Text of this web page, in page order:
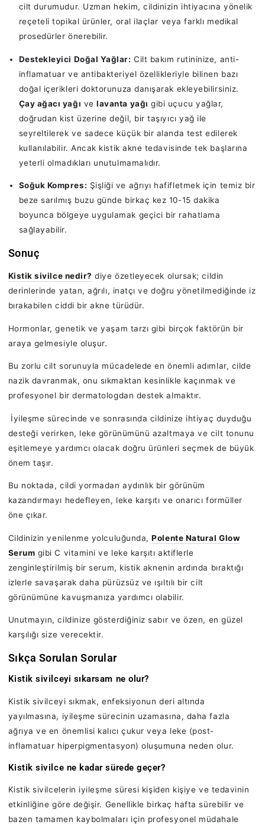
cilt durumudur. Uzman hekim, cildinizin ihtiyacına yönelik
reçeteli topikal ürünler, oral ilaçlar veya farklı medikal
prosedürler önerebilir.
Destekleyici Doğal Yağlar: Cilt bakım rutininize, anti-
inflamatuar ve antibakteriyel özellikleriyle bilinen bazı
doğal içerikleri doktorunuza danışarak ekleyebilirsiniz.
Çay ağacı yağı velavanta yağı gibi uçucu yağlar,
doğrudan kist üzerine değil, bir taşıyıcı yağ ile
seyreltilerek ve sadece küçük bir alanda test edilerek
kullanılabilir. Ancak kistik akne tedavisinde tek başlarına
yeterli olmadıkları unutulmamalıdır.
Soğuk Kompres: Şişliği ve ağrıyı hafifletmek için temiz bir
beze sarılmış buzu günde birkaç kez 10-15 dakika
boyunca bölgeye uygulamak geçici bir rahatlama
sağlayabilir.
Sonuç
Kistik sivilce nedir? diye özetleyecek olursak; cildin
derinlerinde yatan, ağrılı, inatçı ve doğru yönetilmediğinde iz
bırakabilen ciddi bir akne türüdür.
Hormonlar, genetik ve yaşam tarzı gibi birçok faktörün bir
araya gelmesiyle oluşur.
Bu zorlu cilt sorunuyla mücadelede en önemli adımlar, cilde
nazik davranmak, onu sıkmaktan kesinlikle kaçınmak ve
profesyonel bir dermatologdan destek almaktır.
İyileşme sürecinde ve sonrasında cildinize ihtiyaç duyduğu
desteği verirken, leke görünümünü azaltmaya ve cilt tonunu
eşitlemeye yardımcı olacak doğru ürünleri seçmek de büyük
önem taşır.
Bu noktada, cildi yormadan aydınlık bir görünüm
kazandırmayı hedefleyen, leke karşıtı ve onarıcı formüller
öne çıkar.
Cildinizin yenilenme yolculuğunda,Polente Natural Glow
Serum gibi C vitamini ve leke karşıtı aktiflerle
zenginleştirilmiş bir serum, kistik aknenin ardında bıraktığı
izlerle savaşarak daha pürüzsüz ve ışıltılı bir cilt
görünümüne kavuşmanıza yardımcı olabilir.
Unutmayın, cildinize gösterdiğiniz sabır ve özen, en güzel
karşılığı size verecektir.
Sıkça Sorulan Sorular
Kistik sivilceyi sıkarsam ne olur?
Kistik sivilceyi sıkmak, enfeksiyonun deri altında
yayılmasına, iyileşme sürecinin uzamasına, daha fazla
ağrıya ve en önemlisi kalıcı çukur veya leke (post-
inflamatuar hiperpigmentasyon) oluşumuna neden olur.
Kistik sivilce ne kadar sürede geçer?
Kistik sivilcelerin iyileşme süresi kişiden kişiye ve tedavinin
etkinliğine göre değişir. Genellikle birkaç hafta sürebilir ve
bazen tamamen kaybolmaları için profesyonel müdahale